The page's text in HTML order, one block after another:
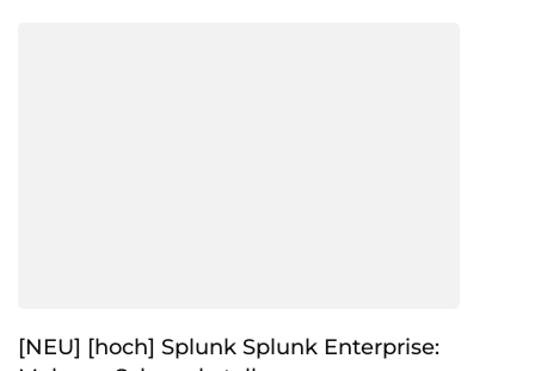
[NEU] [hoch] Splunk Splunk Enterprise: